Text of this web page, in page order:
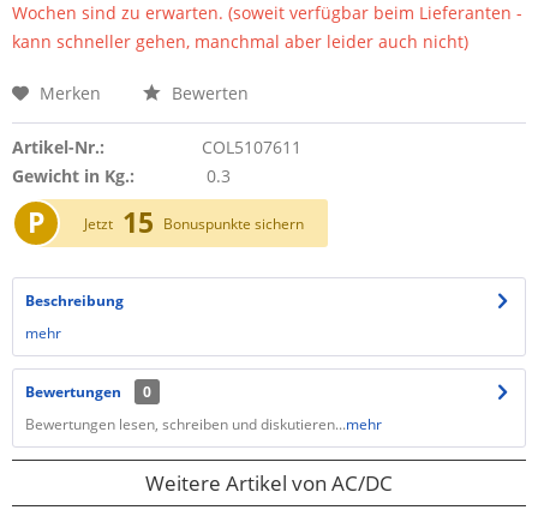
Wochen sind zu erwarten. (soweit verfügbar beim Lieferanten -
kann schneller gehen, manchmal aber leider auch nicht)
Merken Bewerten
Artikel-Nr.:
COL5107611
Gewicht in Kg.:
0.3
P Jetzt 15 Bonuspunkte sichern
Beschreibung
mehr
Bewertungen
0
Bewertungen lesen, schreiben und diskutieren...mehr
Weitere Artikel von AC/DC